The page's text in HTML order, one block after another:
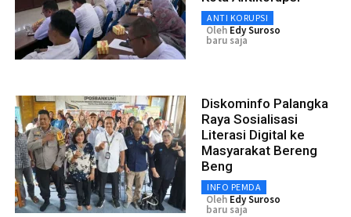
ANTI KORUPSI
Oleh Edy Suroso
baru saja
Diskominfo Palangka
Raya Sosialisasi
Literasi Digital ke
Masyarakat Bereng
Beng
INFO PEMDA
Oleh Edy Suroso
baru saja